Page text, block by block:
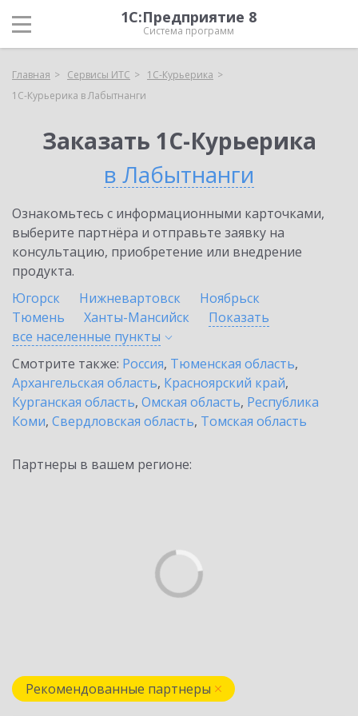
1С:Предприятие 8
Система программ
Главная Сервисы ИТС
1С-Курьерика
1С-Курьерика в Лабытнанги
Заказать 1С-Курьерика
в Лабытнанги
Ознакомьтесь с информационными карточками,
выберите партнёра и отправьте заявку на
консультацию, приобретение или внедрение
продукта.
Югорск
Нижневартовск
Ноябрьск
Тюмень
Ханты-Мансийск
Показать
все населенные пункты
Смотрите также: Россия, Тюменская область,
Архангельская область, Красноярский край,
Курганская область, Омская область, Республика
Коми, Свердловская область, Томская область
Партнеры в вашем регионе:
Рекомендованные партнеры